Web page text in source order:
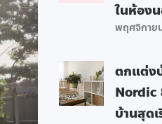
ในห้อง
พฤศจิกาย
ตกแต่ง
Nordic
บ้านสุด